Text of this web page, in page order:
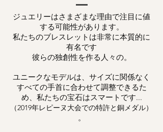
ジュエリーはさまざまな理由で注目に値
する可能性があります。
私たちのブレスレットは非常に本質的に
有名です
彼らの独創性を作る人々の。
ユニークなモデルは、サイズに関係なく
すべての手首に合わせて調整できるた
め、私たちの宝石はスマートです...
（2019年レピーヌ大会での特許と銅メダル）
。